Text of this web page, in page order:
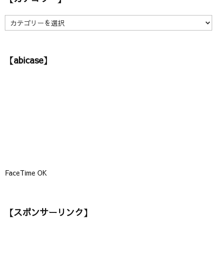
【
カ
リ【abicase】
FaceTime OK
【スポンサーリンク】